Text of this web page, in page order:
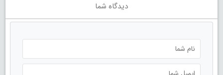
دیدگاه شما